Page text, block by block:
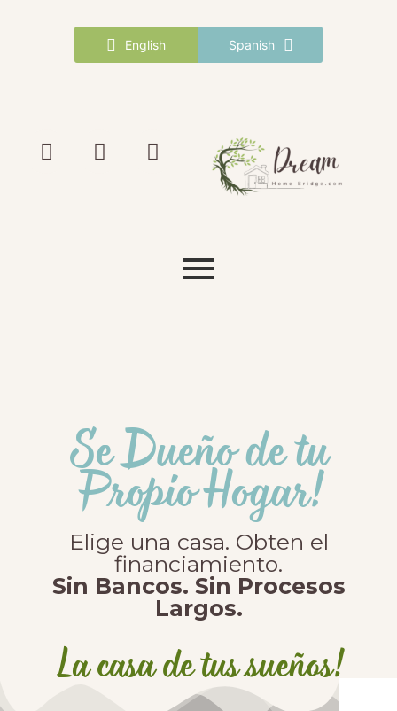
English Spanish
Se Dueño de tu
Propio Hogar!
Elige una casa. Obten el
financiamiento.
Sin Bancos. Sin Procesos
Largos.
La casa de tus sueños!